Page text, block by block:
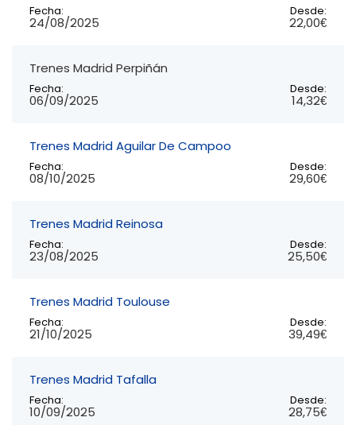
Fecha:
24/08/2025
Desde:
22,00€
Trenes Madrid Perpiñán
Fecha:
06/09/2025
Desde:
14,32€
Trenes Madrid Aguilar De Campoo
Fecha:
08/10/2025
Desde:
29,60€
Trenes Madrid Reinosa
Fecha:
23/08/2025
Desde:
25,50€
Trenes Madrid Toulouse
Fecha:
21/10/2025
Desde:
39,49€
Trenes Madrid Tafalla
Fecha:
10/09/2025
Desde:
28,75€